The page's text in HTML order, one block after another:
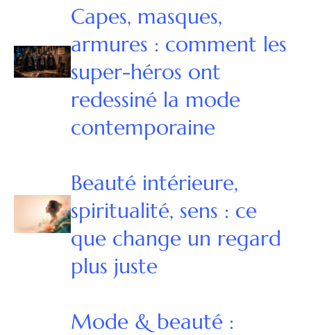
Capes, masques,
armures : comment les
super-héros ont
redessiné la mode
contemporaine
Beauté intérieure,
spiritualité, sens : ce
que change un regard
plus juste
Mode & beauté :